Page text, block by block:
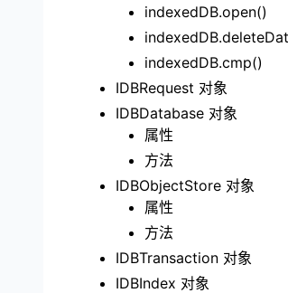
indexedDB.open()
indexedDB.cmp()
IDBRequest 对象
IDBDatabase 对象
属性
方法
IDBObjectStore 对象
属性
方法
IDBTransaction 对象
IDBIndex 对象